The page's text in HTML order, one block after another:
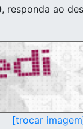
, responda ao
[trocar